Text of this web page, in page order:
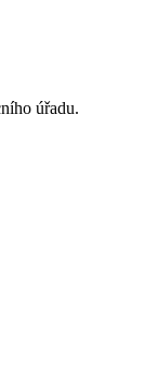
úřadu.